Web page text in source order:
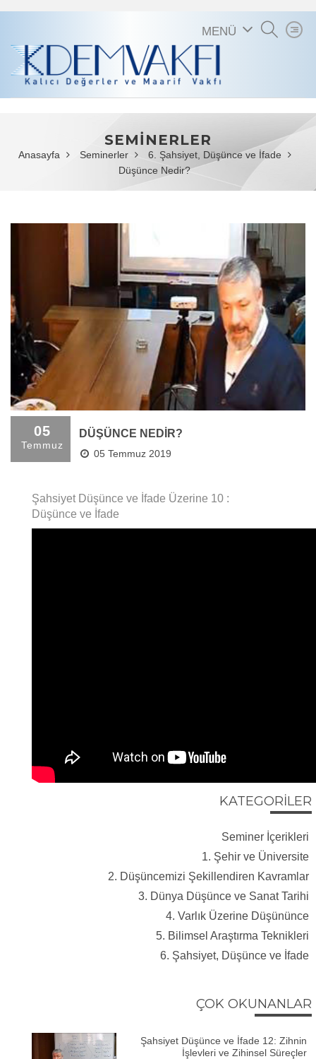
MENÜ
SEMİNERLER
Anasayfa Seminerler
6. Şahsiyet, Düşünce ve İfade
Düşünce Nedir?
05
Temmuz
DÜŞÜNCE NEDİR?
05 Temmuz 2019
Şahsiyet Düşünce ve İfade Üzerine 10 :
Düşünce ve İfade
KATEGORİLER
Seminer İçerikleri
1. Şehir ve Üniversite
2. Düşüncemizi Şekillendiren Kavramlar
3. Dünya Düşünce ve Sanat Tarihi
4. Varlık Üzerine Düşününce
5. Bilimsel Araştırma Teknikleri
6. Şahsiyet, Düşünce ve İfade
ÇOK OKUNANLAR
Şahsiyet Düşünce ve İfade 12: Zihnin
İşlevleri ve Zihinsel Süreçler